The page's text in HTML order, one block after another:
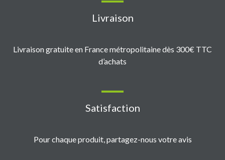
Livraison
Livraison gratuite en France métropolitaine dès 300€ TTC
d’achats
Satisfaction
Pour chaque produit, partagez-nous votre avis